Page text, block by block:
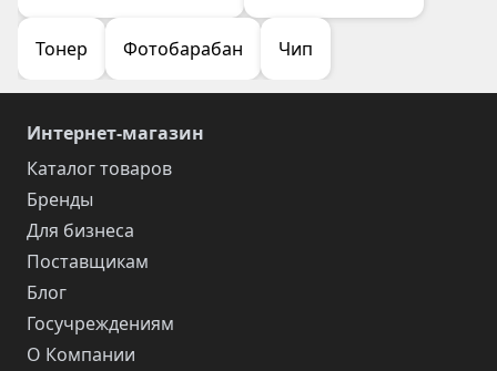
Тонер Фотобарабан Чип
Интернет-магазин
Каталог товаров
Бренды
Для бизнеса
Поставщикам
Блог
Госучреждениям
О Компании